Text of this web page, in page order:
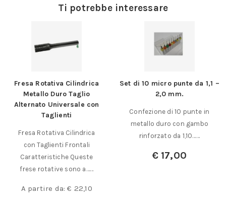
Ti potrebbe interessare
Set di 10 micro punte da 1,1 –
2,0 mm.
Confezione di 10 punte in
rinforzato da 1,10……
€17,00
Frese per raggiare
concavo. In acciaio SUPER-
RAPIDO HSS-E al……